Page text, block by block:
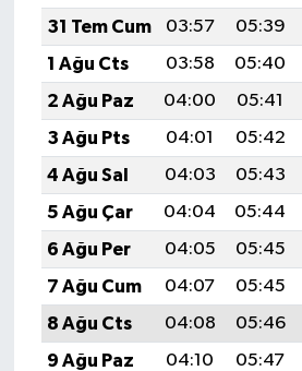
31 Tem Cum
03:57 05:39
1 Ağu Cts
03:58 05:40
2 Ağu Paz
04:00 05:41
3 Ağu Pts
04:01 05:42
4 Ağu Sal
04:03 05:43
5 Ağu Çar
04:04 05:44
6 Ağu Per
04:05 05:45
7 Ağu Cum
04:07 05:45
8 Ağu Cts
04:08 05:46
9 Ağu Paz
04:10 05:47